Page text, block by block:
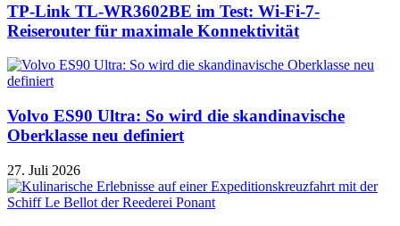
TP-Link TL-WR3602BE im Test: Wi-Fi-7-
Reiserouter für maximale Konnektivität
Volvo ES90 Ultra: So wird die skandinavische
Oberklasse neu definiert
27. Juli 2026